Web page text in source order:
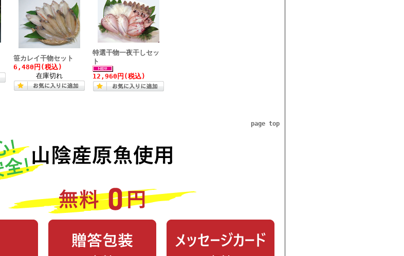
笹カレイ干物セット
6,480円(税込)
在庫切れ
特選干物一夜干しセッ
ト
12,960円(税込)
page top